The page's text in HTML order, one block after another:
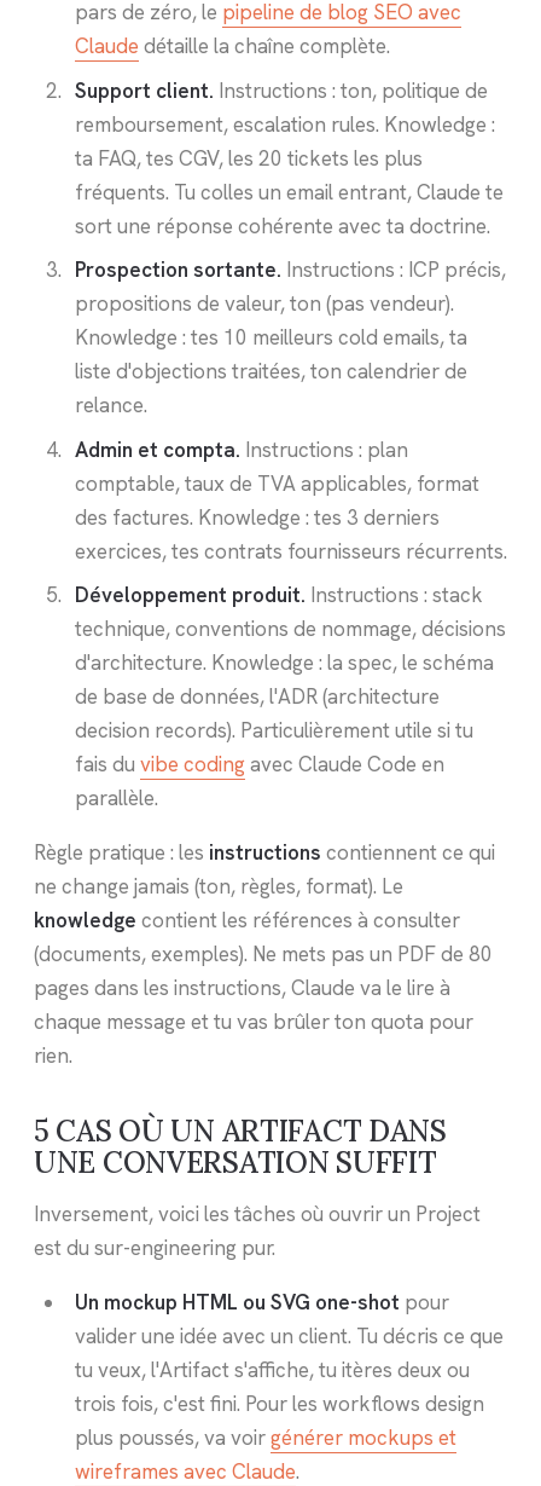
pars de zéro, le pipeline de blog SEO avec
Claude détaille la chaîne complète.
Support client. Instructions : ton, politique de
remboursement, escalation rules. Knowledge :
ta FAQ, tes CGV, les 20 tickets les plus
fréquents. Tu colles un email entrant, Claude te
sort une réponse cohérente avec ta doctrine.
Prospection sortante. Instructions : ICP précis,
propositions de valeur, ton (pas vendeur).
Knowledge : tes 10 meilleurs cold emails, ta
liste d'objections traitées, ton calendrier de
relance.
Admin et compta. Instructions : plan
comptable, taux de TVA applicables, format
des factures. Knowledge : tes 3 derniers
exercices, tes contrats fournisseurs récurrents.
Développement produit. Instructions : stack
technique, conventions de nommage, décisions
d'architecture. Knowledge : la spec, le schéma
de base de données, l'ADR (architecture
decision records). Particulièrement utile si tu
fais du vibe codingavec Claude Code en
parallèle.
Règle pratique : les instructions contiennent ce qui
ne change jamais (ton, règles, format). Le
knowledge contient les références à consulter
(documents, exemples). Ne mets pas un PDF de 80
pages dans les instructions, Claude va le lire à
chaque message et tu vas brûler ton quota pour
rien.
5 CAS OÙ UN ARTIFACT DANS
UNE CONVERSATION SUFFIT
Inversement, voici les tâches où ouvrir un Project
est du sur-engineering pur.
Un mockup HTML ou SVG one-shot pour
valider une idée avec un client. Tu décris ce que
tu veux, l'Artifact s'affiche, tu itères deux ou
trois fois, c'est fini. Pour les workflows design
plus poussés, va voirgénérer mockups et
wireframes avec Claude.